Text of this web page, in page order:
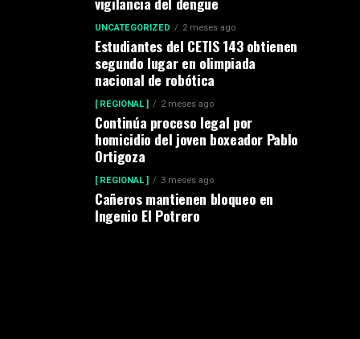
UNCATEGORIZED 2 meses ago
Estudiantes del CETIS 143 obtienen
segundo lugar en olimpiada
nacional de robótica
[ REGIONAL ] 2 meses ago
Continúa proceso legal por
homicidio del joven boxeador Pablo
Ortigoza
[ REGIONAL ] 3 meses ago
Cañeros mantienen bloqueo en
Ingenio El Potrero